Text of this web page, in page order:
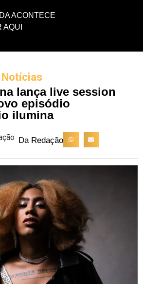
ACONTECE
AQUI
Notícias
lança live session
episódio
ilumina
Da Redação